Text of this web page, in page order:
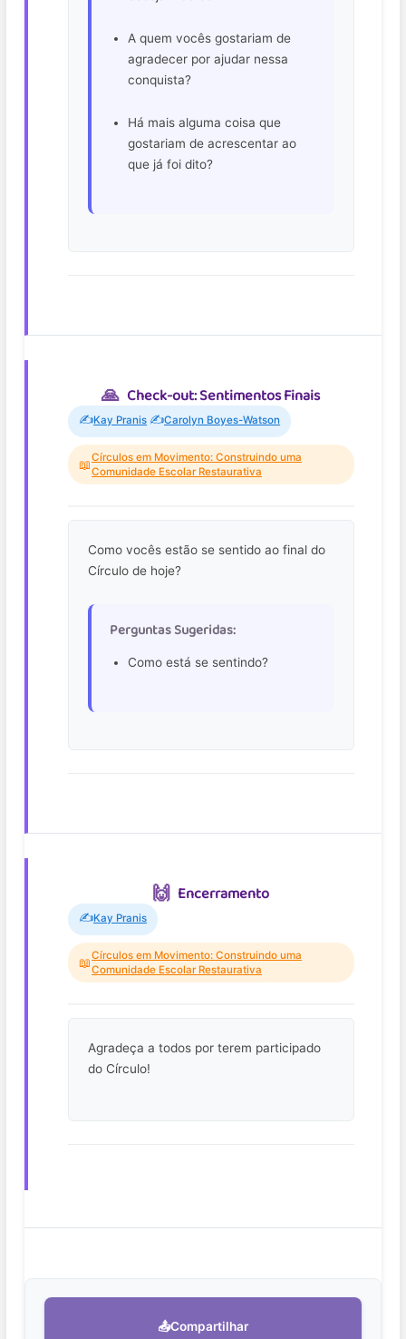
A quem vocês gostariam de
agradecer por ajudar nessa
conquista?
Há mais alguma coisa que
gostariam de acrescentar ao
que já foi dito?
Check-out: Sentimentos Finais
✍️Kay Pranis ✍️Carolyn Boyes-Watson
📖Círculos em Movimento: Construindo uma
Comunidade Escolar Restaurativa
Como vocês estão se sentido ao final do
Círculo de hoje?
Perguntas Sugeridas:
Como está se sentindo?
Encerramento
✍️Kay Pranis
📖Círculos em Movimento: Construindo uma
Comunidade Escolar Restaurativa
Agradeça a todos por terem participado
do Círculo!
📤Compartilhar